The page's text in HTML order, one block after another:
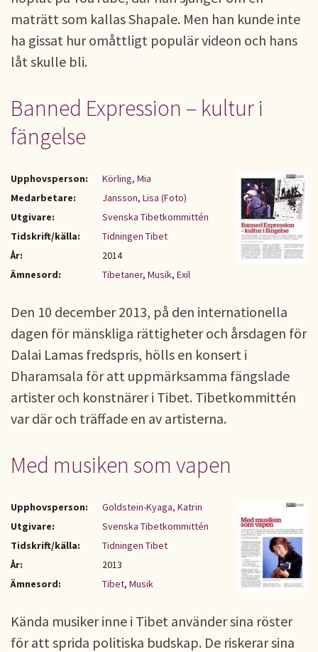
maträtt som kallas Shapale. Men han kunde inte
ha gissat hur omåttligt populär videon och hans
låt skulle bli.
Banned Expression – kultur i
fängelse
Upphovsperson:
Körling, Mia
Medarbetare:
Jansson, Lisa (Foto)
Utgivare:
Svenska Tibetkommittén
Tidskrift/källa:
Tidningen Tibet
År:
2014
Ämnesord:
Tibetaner, Musik, Exil
Den 10 december 2013, på den internationella
dagen för mänskliga rättigheter och årsdagen för
Dalai Lamas fredspris, hölls en konsert i
Dharamsala för att uppmärksamma fängslade
artister och konstnärer i Tibet. Tibetkommittén
var där och träffade en av artisterna.
Med musiken som vapen
Upphovsperson:
Goldstein-Kyaga, Katrin
Utgivare:
Svenska Tibetkommittén
Tidskrift/källa:
Tidningen Tibet
År:
2013
Ämnesord:
Tibet, Musik
Kända musiker inne i Tibet använder sina röster
för att sprida politiska budskap. De riskerar sina